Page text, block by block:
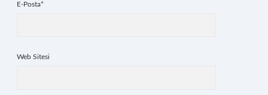
E-Posta*
Web Sitesi